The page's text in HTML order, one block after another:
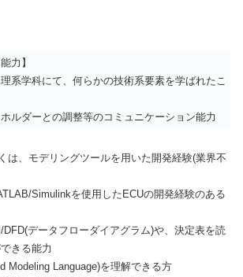
力】
理系学科にて、何らかの技術系要素を学ばれたこ
ホルダーとの調整等のコミュニケーション能力
は、モデリングツールを用いた開発経験(業界不
Simulinkを使用したECUの開発経験のある
/DFD(データフローダイアグラム)や、決定表を読
きる能力
Modeling Language)を理解できる方